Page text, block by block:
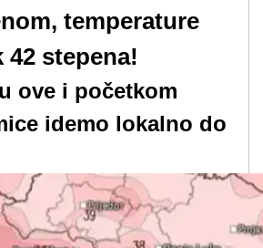
temperature
42 stepena!
ove i početkom
idemo lokalno do